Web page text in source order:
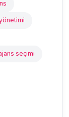
seçimi